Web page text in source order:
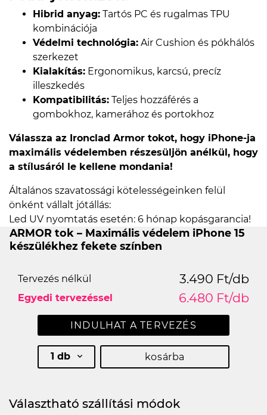
Hibrid anyag: Tartós PC és rugalmas TPU
kombinációja
Védelmi technológia: Air Cushion és pókhálós
szerkezet
Kialakítás: Ergonomikus, karcsú, precíz
illeszkedés
Kompatibilitás: Teljes hozzáférés a
gombokhoz, kamerához és portokhoz
Válassza az Ironclad Armor tokot, hogy iPhone-ja
maximális védelemben részesüljön anélkül, hogy
a stílusáról le kellene mondania!
Általános szavatossági kötelességeinken felül
önként vállalt jótállás:
Led UV nyomtatás esetén: 6 hónap kopásgarancia!
ARMOR tok – Maximális védelem iPhone 15
készülékhez fekete színben
Tervezés nélkül 3.490 Ft/db
Egyedi tervezéssel 6.480 Ft/db
INDULHAT A TERVEZÉS
1 db kosárba
Választható szállítási módok